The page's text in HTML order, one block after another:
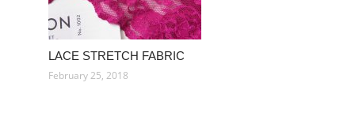
LACE STRETCH FABRIC
February 25, 2018